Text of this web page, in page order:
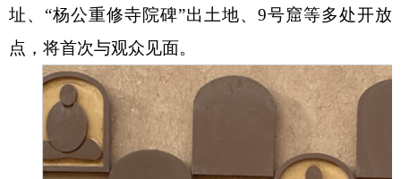
应急管理
消防救援
重大建设项目批准和实施
公共资源交易和配置
址、“杨公重修寺院碑”出土地、9号窟等多处开放
点，将首次与观众见面。